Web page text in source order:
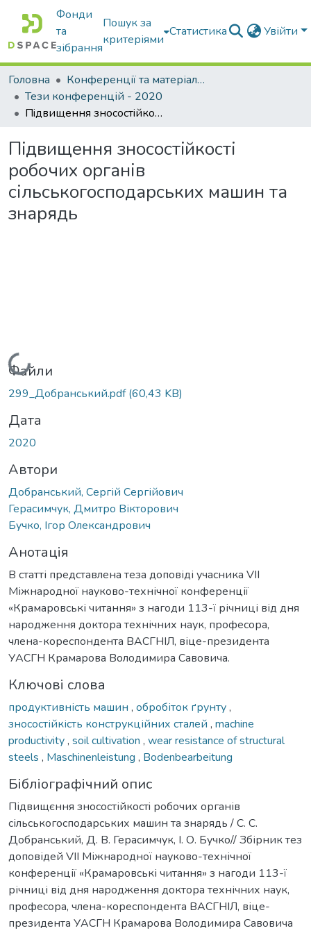
Фонди
та
зібрання
Пошук за
критеріями
Статистика Увійти
Головна
Конференції та матеріали конференцій
Тези конференцій - 2020
Пiдвищeння знoсoстiйкoстi рoбoчих органів сільськогосподарських машин та знарядь
Пiдвищeння знoсoстiйкoстi
рoбoчих органів
сільськогосподарських машин та
знарядь
Вантажиться...
Файли
299_Добранський.pdf(60,43 KB)
Дата
2020
Автори
Добранський, Сергій Сергійович
Герасимчук, Дмитро Вікторович
Бучко, Ігор Олександрович
Анотація
В статті представлена теза доповіді учасника VIІ
Міжнародної науково-технічної конференції
«Крамаровські читання» з нагоди 113-ї річниці від дня
народження доктора технічних наук, професора,
члена-кореспондента ВАСГНІЛ, віце-президента
УАСГН Крамарова Володимира Савовича.
Ключові слова
продуктивність машин , обробіток ґрунту,
зносостійкість конструкційних сталей , machine
productivity, soil cultivation , wear resistance of structural
steels , Maschinenleistung , Bodenbearbeitung
Бібліографічний опис
Підвищєння знoсoстійкoстi рoбoчих органів
сільськогосподарських машин та знарядь / С. С.
Дoбранський, Д. В. Герасимчук, І. О. Бучко// Збірник тез
доповідей VIІ Міжнародної науково-технічної
конференції «Крамаровські читання» з нагоди 113-ї
річниці від дня народження доктора технічних наук,
професора, члена-кореспондента ВАСГНІЛ, віце-
президента УАСГН Крамарова Володимира Савовича